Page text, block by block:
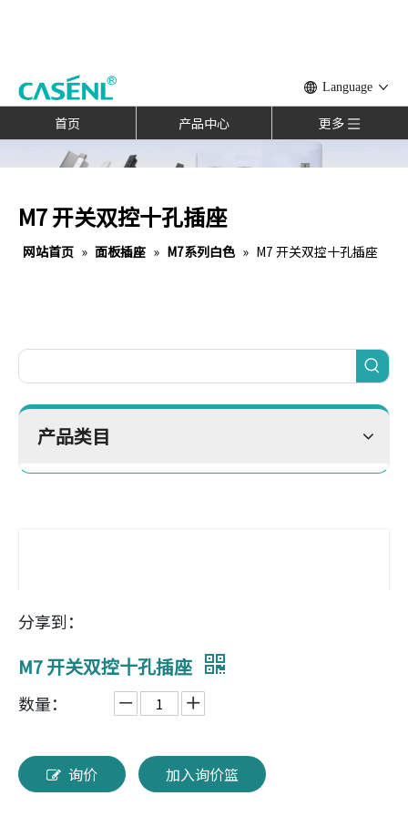
Language
首页 产品中心 更多
M7 开关双控十孔插座
网站首页 » 面板插座 » M7系列白色 » M7 开关双控十孔插座
产品类目
分享到：
M7 开关双控十孔插座
数量：
询价 加入询价篮